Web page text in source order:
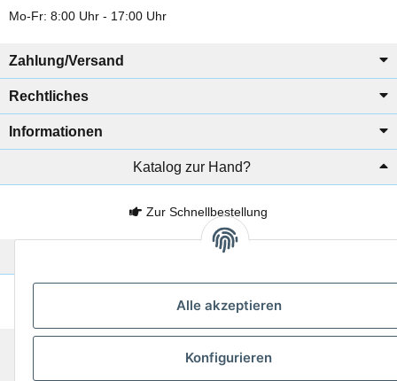
Alle akzeptieren
Konfigurieren
Mo-Fr: 8:00 Uhr - 17:00 Uhr
Zahlung/Versand
Rechtliches
Informationen
Katalog zur Hand?
Zur Schnellbestellung
Noch kein Katalog?
Preisliste anschauen